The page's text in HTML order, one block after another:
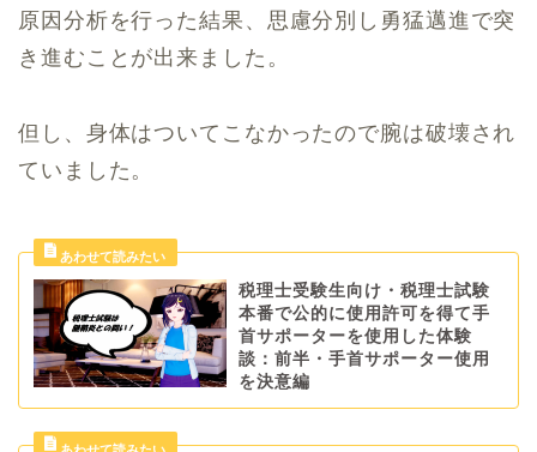
原因分析を行った結果、思慮分別し勇猛邁進で突
き進むことが出来ました。
但し、身体はついてこなかったので腕は破壊され
ていました。
税理士受験生向け・税理士試験
本番で公的に使用許可を得て手
首サポーターを使用した体験
談：前半・手首サポーター使用
を決意編